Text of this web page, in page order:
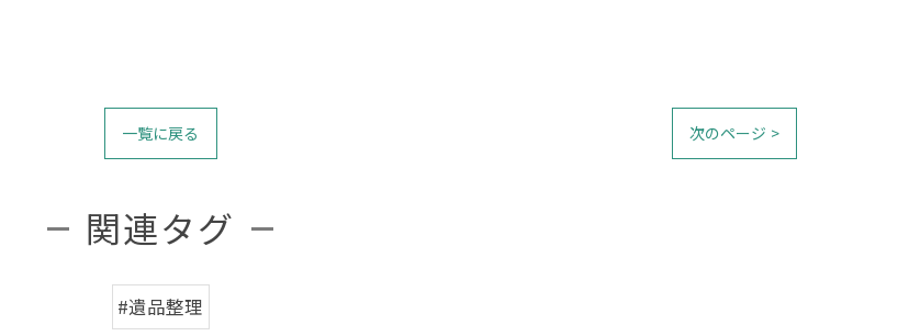
一覧に戻る 次のページ >
関連タグ
#遺品整理